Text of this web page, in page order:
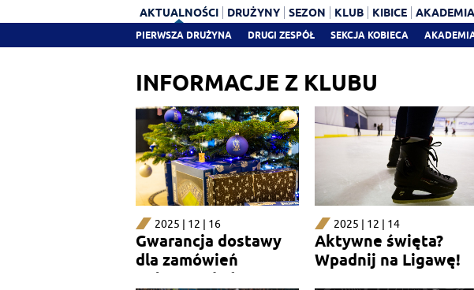
AKTUALNOŚCI
PIERWSZA DRUŻYNA DRUGI ZESPÓŁ SEKCJA KOBIECA
DRUŻYNY SEZON KLUB KIBICE AKADEMIA
INFORMACJE Z KLUBU
2025 | 12 | 16
Gwarancja dostawy
dla zamówień
opłaconych do 19.12
2025 | 12 | 14
Aktywne święta?
Wpadnij na Ligawę!